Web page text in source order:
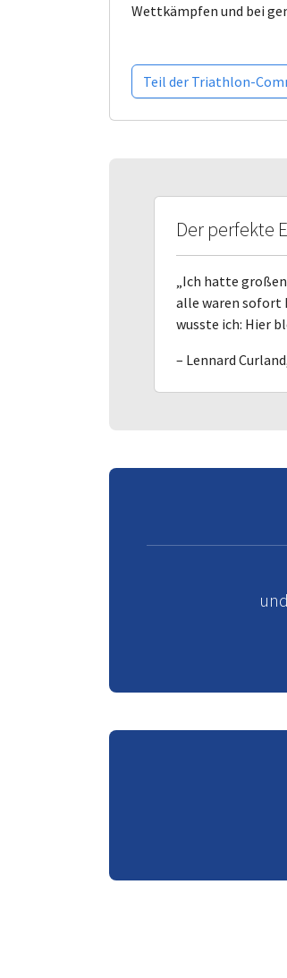
Wettkämpfen und bei
Teil der Triathlon-
Der perfekte
„Ich hatte
alle waren sofort
wusste ich: Hier
– Lennard